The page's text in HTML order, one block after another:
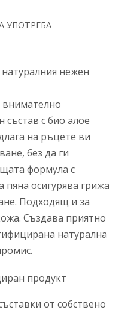
УПОТРЕБА
нежен
внимателно
състав с био алое
на ръцете ви
без да ги
формула с
осигурява грижа
Подходящ и за
Създава приятно
натурална
продукт
от собствено